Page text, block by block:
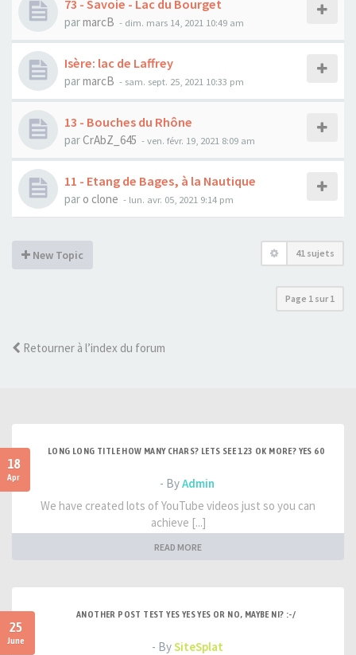
73 - Savoie - Lac du Bourget
parmarcB - dim. mars 14, 2021 10:49 am
Isère: lac de Laffrey
parmarcB - sam. sept. 25, 2021 10:33 pm
13 - Bouches du Rhône
par CrAbZ_645 -ven. févr. 19, 2021 8:09 am
11 - Etang de Bages, à la Nautique
par o clone - lun. avr. 05, 2021 9:14 pm
New Topic 41 sujets
Page 1 sur1
Retourner à l’index du forum
18
Apr
LONG LONG TITLE HOW MANY CHARS? LETS SEE 123 OK MORE? YES 60
- ByAdmin
We have created lots of YouTube videos just so you can
achieve [...]
READ MORE
25
June
ANOTHER POST TEST YES YES YES OR NO, MAYBE NI? :-/
- BySiteSplat